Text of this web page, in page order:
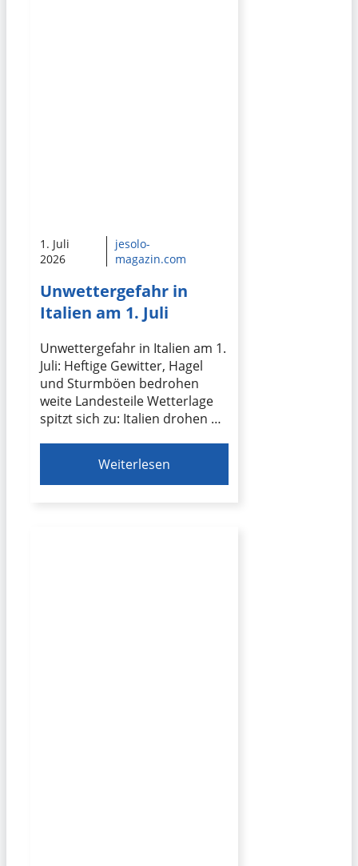
1. Juli
2026
jesolo-
magazin.com
Unwettergefahr in
Italien am 1. Juli
Unwettergefahr in Italien am 1.
Juli: Heftige Gewitter, Hagel
und Sturmböen bedrohen
weite Landesteile Wetterlage
spitzt sich zu: Italien drohen …
Weiterlesen